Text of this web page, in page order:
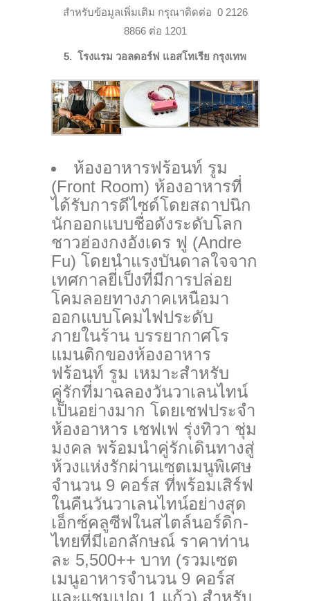
สำหรับข้อมูลเพิ่มเติม กรุณาติดต่อ 0 2126
8866 ต่อ 1201
5. โรงแรม วอลดอร์ฟ แอสโทเรีย กรุงเทพ
ห้องอาหารฟร้อนท์ รูม
(Front Room) ห้องอาหารที่
ได้รับการดีไซด์โดยสถาปนิก
นักออกแบบชื่อดังระดับโลก
ชาวฮ่องกงอังเดร ฟู (Andre
Fu) โดยนำแรงบันดาลใจจาก
เทศกาลยี่เป็งที่มีการปล่อย
โคมลอยทางภาคเหนือมา
ออกแบบโคมไฟประดับ
ภายในร้าน บรรยากาศโร
แมนติกของห้องอาหาร
ฟร้อนท์ รูม เหมาะสำหรับ
คู่รักที่มาฉลองวันวาเลนไทน์
เป็นอย่างมาก โดยเชฟประจำ
ห้องอาหาร เชฟเฟ รุ่งทิวา ชุ่ม
มงคล พร้อมนำคู่รักเดินทางสู่
ห้วงแห่งรักผ่านเซตเมนูพิเศษ
จำนวน 9 คอร์ส ที่พร้อมเสิร์ฟ
ในคืนวันวาเลนไทน์อย่างสุด
เอ็กซ์คลูซีฟในสไตล์นอร์ดิก-
ไทยที่มีเอกลักษณ์ ราคาท่าน
ละ 5,500++ บาท (รวมเซต
เมนูอาหารจำนวน 9 คอร์ส
และแชมเปญ 1 แก้ว) สำหรับ